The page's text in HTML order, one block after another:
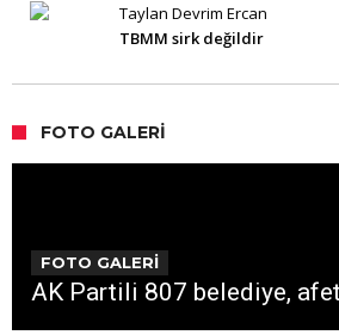
Taylan Devrim Ercan
TBMM sirk değildir
FOTO GALERI
FOTO GALERİ
AK Partili 807 belediye,